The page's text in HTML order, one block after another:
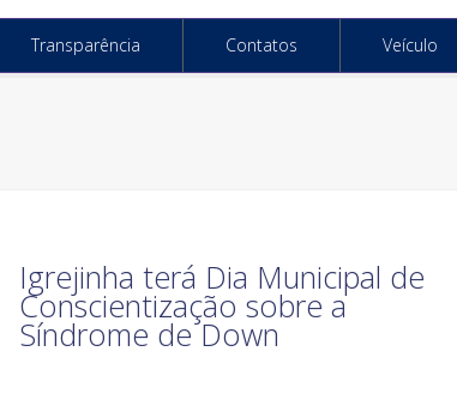
Transparência Contatos Veículo
Igrejinha terá Dia Municipal de
Conscientização sobre a
Síndrome de Down